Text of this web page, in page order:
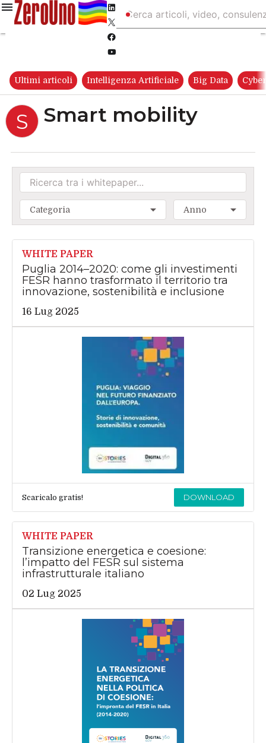
Twitter
Ultimi articoli Intelligenza Artificiale Big Data
S Smart mobility
Categoria Anno
WHITE PAPER
Puglia 2014–2020: come gli investimenti
FESR hanno trasformato il territorio tra
innovazione, sostenibilità e inclusione
16 Lug 2025
Scaricalo gratis! DOWNLOAD
WHITE PAPER
Transizione energetica e coesione:
l’impatto del FESR sul sistema
infrastrutturale italiano
02 Lug 2025